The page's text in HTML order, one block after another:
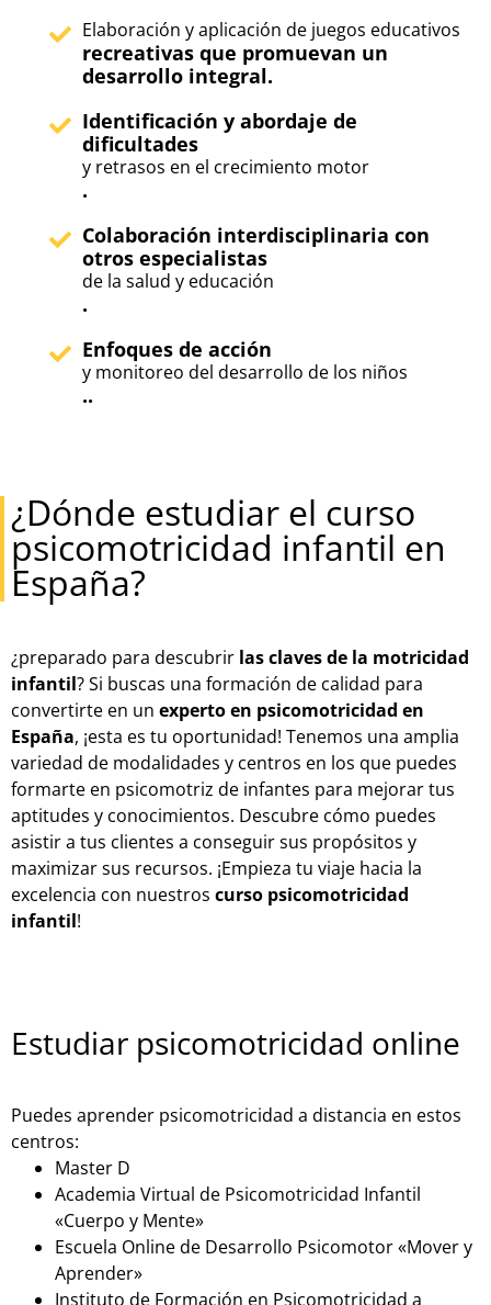
Elaboración y aplicación de juegos educativos
recreativas que promuevan un
desarrollo integral.
Identificación y abordaje de
dificultades
y retrasos en el crecimiento motor
.
Colaboración interdisciplinaria con
otros especialistas
de la salud y educación
.
Enfoques de acción
y monitoreo del desarrollo de los niños
..
¿Dónde estudiar el curso
psicomotricidad infantil en
España?
¿preparado para descubrir las claves de la motricidad
infantil? Si buscas una formación de calidad para
convertirte en un experto en psicomotricidad en
España, ¡esta es tu oportunidad! Tenemos una amplia
variedad de modalidades y centros en los que puedes
formarte en psicomotriz de infantes para mejorar tus
aptitudes y conocimientos. Descubre cómo puedes
asistir a tus clientes a conseguir sus propósitos y
maximizar sus recursos. ¡Empieza tu viaje hacia la
excelencia con nuestros curso psicomotricidad
infantil!
Estudiar psicomotricidad online
Puedes aprender psicomotricidad a distancia en estos
centros:
Master D
Academia Virtual de Psicomotricidad Infantil
«Cuerpo y Mente»
Escuela Online de Desarrollo Psicomotor «Mover y
Aprender»
Instituto de Formación en Psicomotricidad a